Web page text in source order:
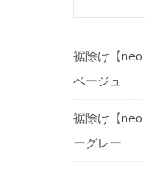
裾除け【
ベージュ
裾除け【
ーグレー